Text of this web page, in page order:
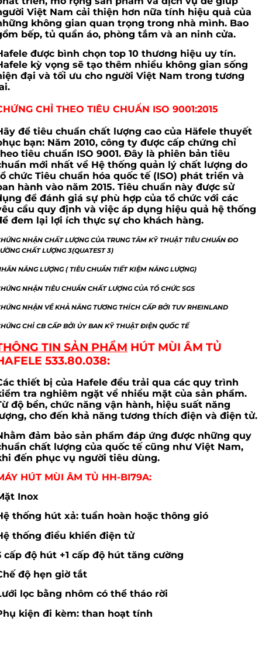
Việt Nam cải thiện hơn nữa tính hiệu quả của
không gian quan trọng trong nhà mình. Bao
bếp, tủ quần áo, phòng tắm và an ninh cửa.
được bình chọn top 10 thương hiệu uy tín.
kỳ vọng sẽ tạo thêm nhiều không gian sống
đại và tối ưu cho người Việt Nam trong tương
CHỈ THEO TIÊU CHUẨN ISO 9001:2015
để tiêu chuẩn chất lượng cao của Häfele thuyết
bạn: Năm 2010, công ty được cấp chứng chỉ
tiêu chuẩn ISO 9001. Đây là phiên bản tiêu
mới nhất về Hệ thống quản lý chất lượng do
chức Tiêu chuẩn hóa quốc tế (ISO) phát triển và
hành vào năm 2015. Tiêu chuẩn này được sử
để đánh giá sự phù hợp của tổ chức với các
cầu quy định và việc áp dụng hiệu quả hệ thống
đem lại lợi ích thực sự cho khách hàng.
NHẬN CHẤT LƯỢNG CỦA TRUNG TÂM KỸ THUẬT TIÊU CHUẨN ĐO
CHẤT LƯỢNG 3(QUATEST 3)
NĂNG LƯỢNG ( TIÊU CHUẨN TIẾT KIỆM NĂNG LƯỢNG)
NHẬN TIÊU CHUẨN CHẤT LƯỢNG CỦA TỔ CHỨC SGS
NHẬN VỀ KHẢ NĂNG TƯƠNG THÍCH CẤP BỞI TUV RHEINLAND
CHỈ CB CẤP BỞI ỦY BAN KỸ THUẬT ĐIỆN QUỐC TẾ
TIN SẢN PHẨM HÚT MÙI ÂM TỦ
533.80.038:
thiết bị của Hafele đều trải qua các quy trình
tra nghiêm ngặt về nhiều mặt của sản phẩm.
độ bền, chức năng vận hành, hiệu suất năng
cho đến khả năng tương thích điện và điện tử.
đảm bảo sản phẩm đáp ứng được những quy
chất lượng của quốc tế cũng như Việt Nam,
đến phục vụ người tiêu dùng.
HÚT MÙI ÂM TỦ HH-BI79A:
Inox
thống hút xả: tuần hoàn hoặc thông gió
thống điều khiển điện tử
cấp độ hút +1 cấp độ hút tăng cường
độ hẹn giờ tắt
lọc bằng nhôm có thể tháo rời
kiện đi kèm: than hoạt tính